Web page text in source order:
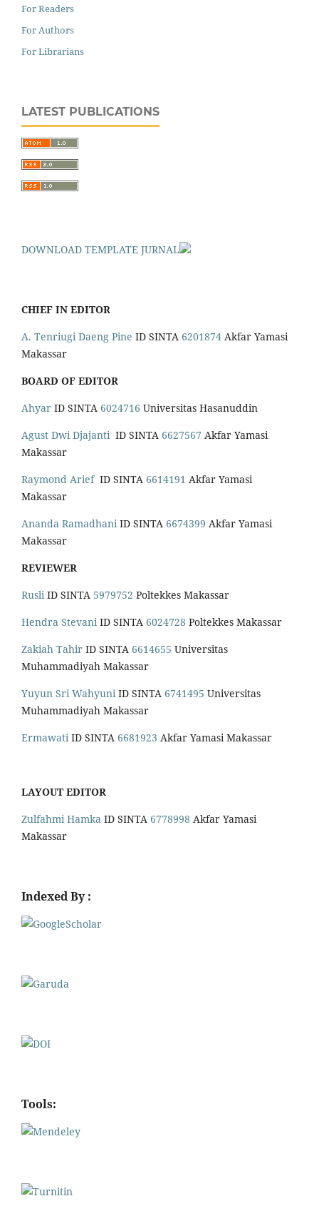
For Readers
For Authors
For Librarians
LATEST PUBLICATIONS
DOWNLOAD TEMPLATE JURNAL
CHIEF IN EDITOR
A. Tenriugi Daeng Pine ID SINTA 6201874 Akfar Yamasi
Makassar
BOARD OF EDITOR
Ahyar ID SINTA 6024716 Universitas Hasanuddin
Agust Dwi Djajanti ID SINTA 6627567 Akfar Yamasi
Makassar
Raymond Arief ID SINTA 6614191 Akfar Yamasi
Makassar
Ananda Ramadhani ID SINTA 6674399 Akfar Yamasi
Makassar
REVIEWER
Rusli ID SINTA 5979752 Poltekkes Makassar
Hendra Stevani ID SINTA 6024728 Poltekkes Makassar
Zakiah Tahir ID SINTA 6614655 Universitas
Muhammadiyah Makassar
Yuyun Sri Wahyuni ID SINTA 6741495 Universitas
Muhammadiyah Makassar
Ermawati ID SINTA 6681923 Akfar Yamasi Makassar
LAYOUT EDITOR
Zulfahmi Hamka ID SINTA 6778998 Akfar Yamasi
Makassar
Indexed By :
Tools: